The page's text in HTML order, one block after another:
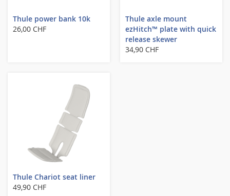
Thule power bank 10k
26,00 CHF
Thule axle mount
ezHitch™ plate with quick
release skewer
34,90 CHF
Thule Chariot seat liner
49,90 CHF